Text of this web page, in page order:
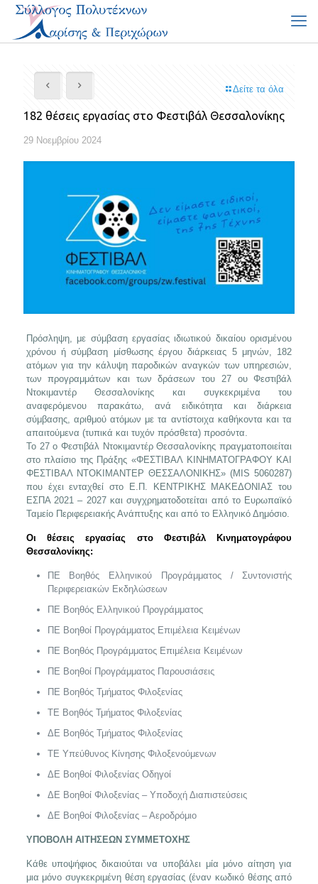
Δείτε τα όλα
182 θέσεις εργασίας στο Φεστιβάλ Θεσσαλονίκης
29 Νοεμβρίου 2024
Πρόσληψη, με σύμβαση εργασίας ιδιωτικού δικαίου ορισμένου
χρόνου ή σύμβαση μίσθωσης έργου διάρκειας 5 μηνών, 182
ατόμων για την κάλυψη παροδικών αναγκών των υπηρεσιών,
των προγραμμάτων και των δράσεων του 27 ου Φεστιβάλ
Ντοκιμαντέρ Θεσσαλονίκης και συγκεκριμένα του
αναφερόμενου παρακάτω, ανά ειδικότητα και διάρκεια
σύμβασης, αριθμού ατόμων με τα αντίστοιχα καθήκοντα και τα
απαιτούμενα (τυπικά και τυχόν πρόσθετα) προσόντα.
Το 27 ο Φεστιβάλ Ντοκιμαντέρ Θεσσαλονίκης πραγματοποιείται
στο πλαίσιο της Πράξης «ΦΕΣΤΙΒΑΛ ΚΙΝΗΜΑΤΟΓΡΑΦΟΥ ΚΑΙ
ΦΕΣΤΙΒΑΛ ΝΤΟΚΙΜΑΝΤΕΡ ΘΕΣΣΑΛΟΝΙΚΗΣ» (MIS 5060287)
που έχει ενταχθεί στο Ε.Π. ΚΕΝΤΡΙΚΗΣ ΜΑΚΕΔΟΝΙΑΣ του
ΕΣΠΑ 2021 – 2027 και συγχρηματοδοτείται από το Ευρωπαϊκό
Ταμείο Περιφερειακής Ανάπτυξης και από το Ελληνικό Δημόσιο.
Οι θέσεις εργασίας στο Φεστιβάλ Κινηματογράφου
Θεσσαλονίκης:
ΠΕ Βοηθός Ελληνικού Προγράμματος / Συντονιστής
Περιφερειακών Εκδηλώσεων
ΠΕ Βοηθός Ελληνικού Προγράμματος
ΠΕ Βοηθοί Προγράμματος Επιμέλεια Κειμένων
ΠΕ Βοηθός Προγράμματος Επιμέλεια Κειμένων
ΠΕ Βοηθοί Προγράμματος Παρουσιάσεις
ΠΕ Βοηθός Τμήματος Φιλοξενίας
ΤΕ Βοηθός Τμήματος Φιλοξενίας
ΔΕ Βοηθός Τμήματος Φιλοξενίας
ΤΕ Υπεύθυνος Κίνησης Φιλοξενούμενων
ΔΕ Βοηθοί Φιλοξενίας Οδηγοί
ΔΕ Βοηθοί Φιλοξενίας – Υποδοχή Διαπιστεύσεις
ΔΕ Βοηθοί Φιλοξενίας – Αεροδρόμιο
ΥΠΟΒΟΛΗ ΑΙΤΗΣΕΩΝ ΣΥΜΜΕΤΟΧΗΣ
Κάθε υποψήφιος δικαιούται να υποβάλει μία μόνο αίτηση για
μια μόνο συγκεκριμένη θέση εργασίας (έναν κωδικό θέσης από